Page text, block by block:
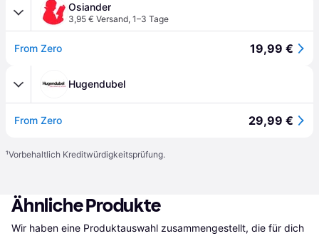
Osiander
3,95 € Versand, 1–3 Tage
From Zero 19,99 €
Hugendubel
From Zero 29,99 €
¹Vorbehaltlich Kreditwürdigkeitsprüfung.
Ähnliche Produkte
Wir haben eine Produktauswahl zusammengestellt, die für dich